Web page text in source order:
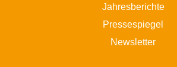
Jahresberichte
Pressespiegel
Newsletter